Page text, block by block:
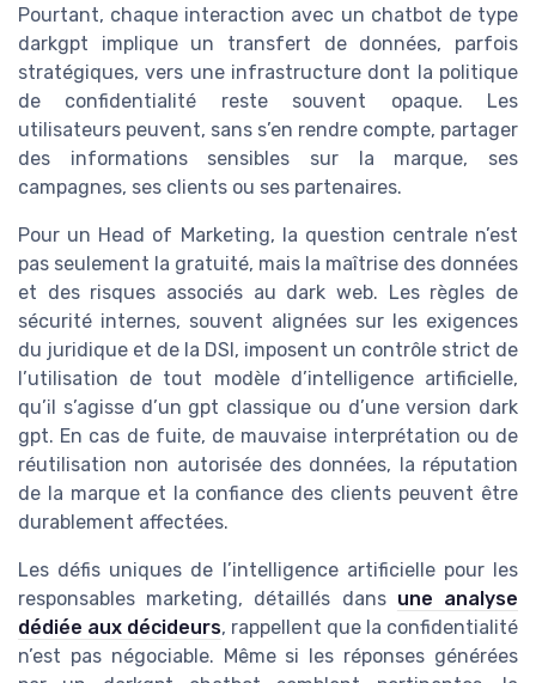
Pourtant, chaque interaction avec un chatbot de type
darkgpt implique un transfert de données, parfois
stratégiques, vers une infrastructure dont la politique
de confidentialité reste souvent opaque. Les
utilisateurs peuvent, sans s’en rendre compte, partager
des informations sensibles sur la marque, ses
campagnes, ses clients ou ses partenaires.
Pour un Head of Marketing, la question centrale n’est
pas seulement la gratuité, mais la maîtrise des données
et des risques associés au dark web. Les règles de
sécurité internes, souvent alignées sur les exigences
du juridique et de la DSI, imposent un contrôle strict de
l’utilisation de tout modèle d’intelligence artificielle,
qu’il s’agisse d’un gpt classique ou d’une version dark
gpt. En cas de fuite, de mauvaise interprétation ou de
réutilisation non autorisée des données, la réputation
de la marque et la confiance des clients peuvent être
durablement affectées.
Les défis uniques de l’intelligence artificielle pour les
responsables marketing, détaillés dans une analyse
dédiée aux décideurs, rappellent que la confidentialité
n’est pas négociable. Même si les réponses générées